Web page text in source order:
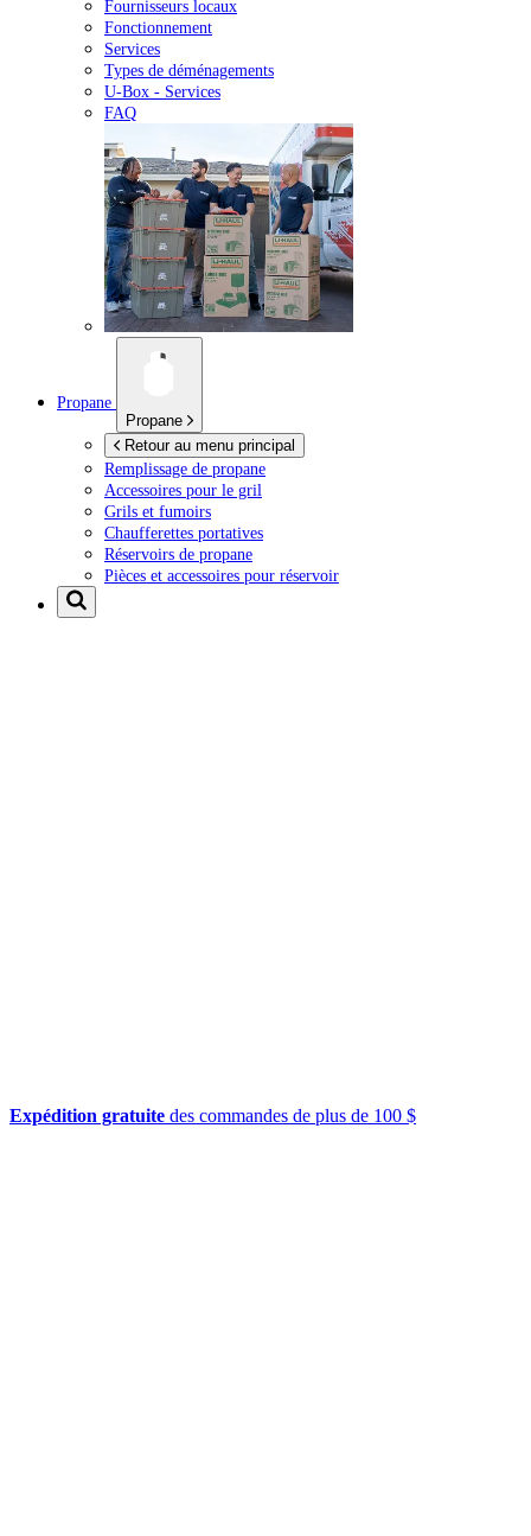
Fournisseurs locaux
Fonctionnement
Services
Types de déménagements
U-Box - Services
FAQ
Propane
Propane
Retour au menu principal
Remplissage de propane
Accessoires pour le gril
Grils et fumoirs
Chaufferettes portatives
Réservoirs de propane
Pièces et accessoires pour réservoir
Expédition gratuite des commandes de plus de 100 $